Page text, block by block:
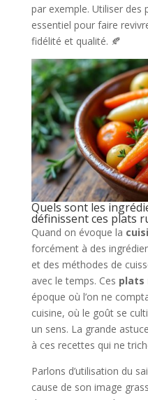
par exemple. Utiliser
essentiel pour faire
fidélité et qualité. 🍂
Quels sont les
définissent ces plats
Quand on évoque la
forcément à des
et des méthodes de
avec le temps. Ces plats
époque où l’on ne
cuisine, où le goût se
un sens. La grande
à ces recettes qui ne
Parlons d’utilisation du
cause de son image